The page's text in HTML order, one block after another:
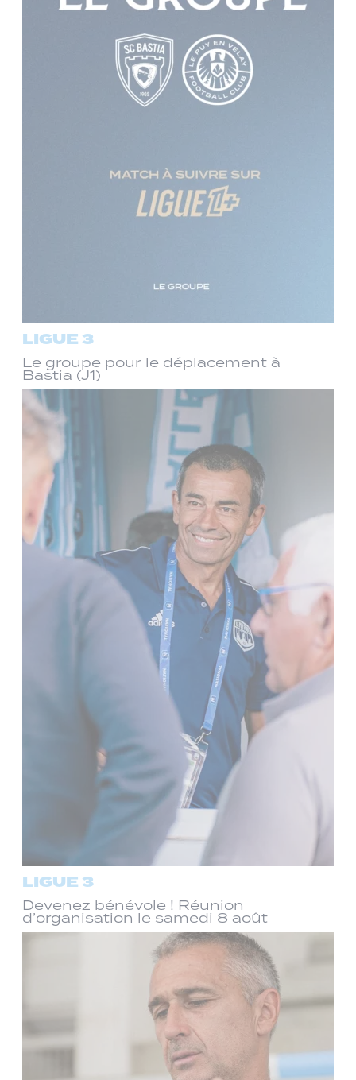
LIGUE 3
Le groupe pour le déplacement à
Bastia (J1)
LIGUE 3
Devenez bénévole ! Réunion
d’organisation le samedi 8 août